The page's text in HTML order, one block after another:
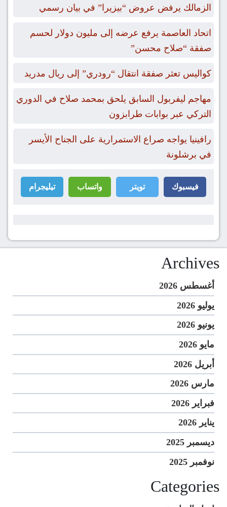
الزمالك يرفض عروض “بيزيرا” في بيان رسمي
اتحاد العاصمة يرفع عرضه إلى مليون دولار لحسم
صفقة “صلاح محسن”
كواليس تعثر صفقة انتقال “رودري” إلى ريال مدريد
مهاجم ليفربول السابق يلحق بمحمد صلاح في الدوري
التركي عبر بوابات طرابزون
رافينيا يواجه صراع الاستمرارية على الجناح الأيسر
في برشلونة
فيسبوك تويتر واتساب تيليجرام
Archives
أغسطس 2026
يوليو 2026
يونيو 2026
مايو 2026
أبريل 2026
مارس 2026
فبراير 2026
يناير 2026
ديسمبر 2025
نوفمبر 2025
Categories